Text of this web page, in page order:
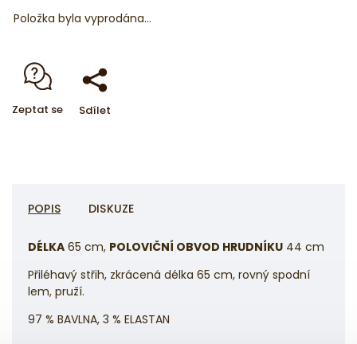
Položka byla vyprodána…
Zeptat se Sdílet
POPIS DISKUZE
DÉLKA 65 cm, POLOVIČNÍ OBVOD HRUDNÍKU 44 cm
Přiléhavý střih, zkrácená délka 65 cm, rovný spodní
lem, pruží.
97 % BAVLNA, 3 % ELASTAN